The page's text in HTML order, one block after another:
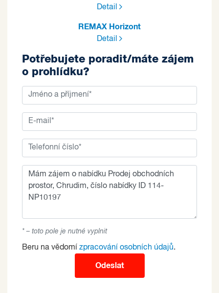
Detail
REMAX Horizont
Detail
Potřebujete poradit/máte zájem
o prohlídku?
* – toto pole je nutné vyplnit
Beru na vědomí zpracování osobních údajů.
Odeslat